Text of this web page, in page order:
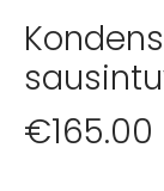
€165.00